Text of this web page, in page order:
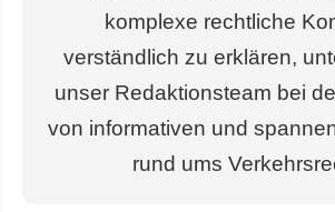
komplexe rechtliche
verständlich zu erklären,
unser Redaktionsteam bei
von informativen und
rund ums